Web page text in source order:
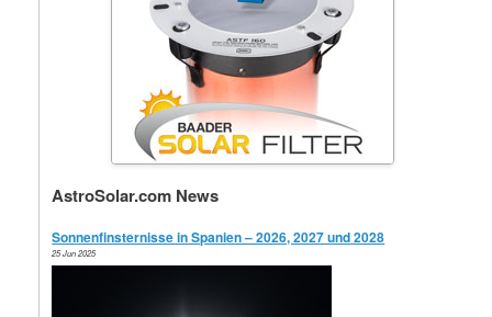
AstroSolar.com News
Sonnenfinsternisse in Spanien – 2026, 2027 und 2028
25 Jun 2025